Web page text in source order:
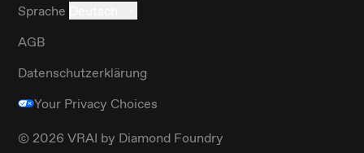
Sprache
AGB
Datenschutzerklärung
Your Privacy Choices
© 2026 VRAI by Diamond Foundry